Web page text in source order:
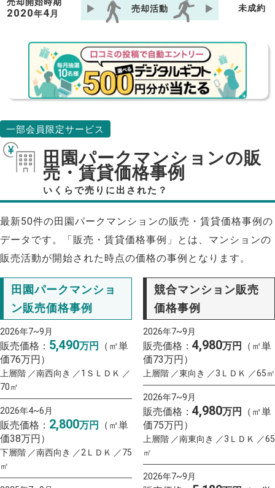
2020年4 月
売却活動 未成約
一部会員限定サービス
田園パークマンションの販
売・賃貸価格事例
いくらで売りに出された？
最新50件の田園パークマンションの販売・賃貸価格事例の
データです。「販売・賃貸価格事例」とは、マンションの
販売活動が開始された時点の価格の事例となります。
田園パークマンショ
ン販売価格事例
2026年7~9月
販売価格： 5,490万円
（㎡単
価76万円）
上層階 ／南西向き ／1ＳＬＤＫ ／
70㎡
2026年4~6月
販売価格： 2,800万円
（㎡単
価38万円）
下層階 ／南西向き ／2ＬＤＫ ／75
㎡
競合マンション販売
価格事例
2026年7~9月
販売価格： 4,980万円
（㎡単
価73万円）
上層階 ／東向き ／3ＬＤＫ ／65㎡
2026年7~9月
販売価格： 4,980万円
（㎡単
価75万円）
上層階 ／南東向き ／3ＬＤＫ ／65
㎡
2026年7~9月